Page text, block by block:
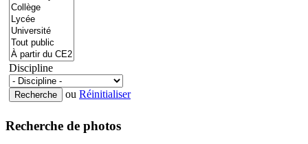
Discipline
ou Réinitialiser
Recherche de photos